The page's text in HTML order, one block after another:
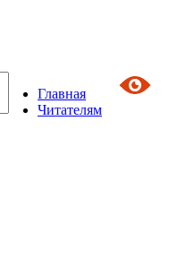
Главная
Читателям